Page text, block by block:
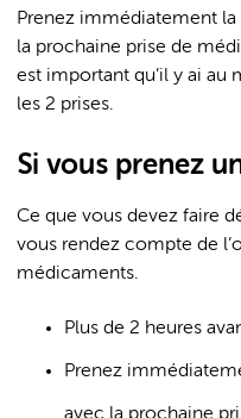
Prenez immédiatement
la prochaine prise de
est important qu’il y ai au
les 2 prises.
Si vous prenez
Ce que vous devez faire
vous rendez compte de
médicaments.
Plus de 2 heures
Prenez